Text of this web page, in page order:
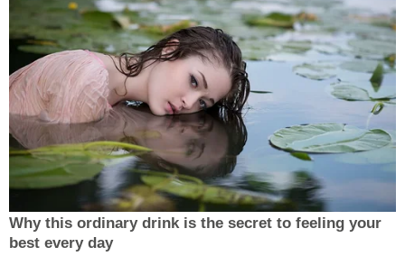
Why this ordinary drink is the secret to feeling your
best every day